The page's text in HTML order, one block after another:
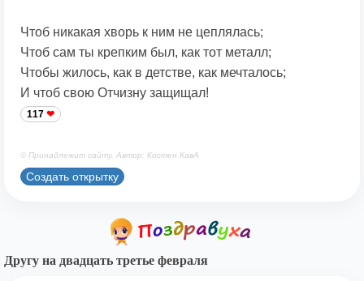
Чтоб никакая хворь к ним не цеплялась;
Чтоб сам ты крепким был, как тот металл;
Чтобы жилось, как в детстве, как мечталось;
И чтоб свою Отчизну защищал!
117
© Принадлежит сайту. Автор: Костен КавА
Создать открытку
Другу на двадцать третье февраля